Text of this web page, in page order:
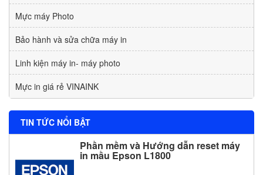
Mực máy Photo
Bảo hành và sửa chữa máy in
Linh kiện máy in- máy photo
Mực in giá rẻ VINAINK
TIN TỨC NỔI BẬT
Phần mềm và Hướng dẫn reset máy
in mầu Epson L1800